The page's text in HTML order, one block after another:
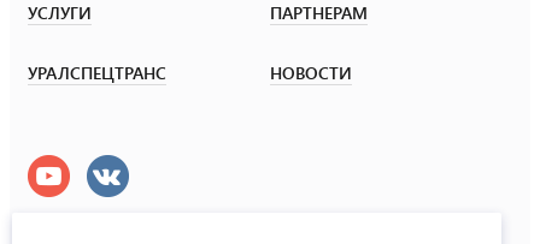
УСЛУГИ ПАРТНЕРАМ
УРАЛСПЕЦТРАНС НОВОСТИ